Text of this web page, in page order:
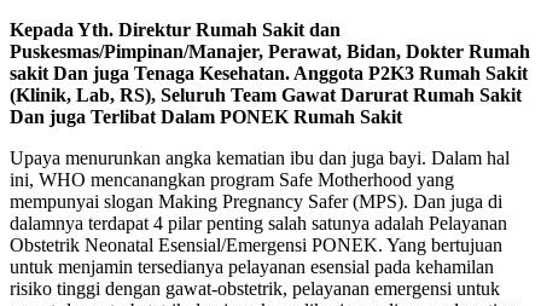
Kepada Yth. Direktur Rumah Sakit dan
Puskesmas/Pimpinan/Manajer, Perawat, Bidan, Dokter Rumah
sakit Dan juga Tenaga Kesehatan. Anggota P2K3 Rumah Sakit
(Klinik, Lab, RS), Seluruh Team Gawat Darurat Rumah Sakit
Dan juga Terlibat Dalam PONEK Rumah Sakit
Upaya menurunkan angka kematian ibu dan juga bayi. Dalam hal
ini, WHO mencanangkan program Safe Motherhood yang
mempunyai slogan Making Pregnancy Safer (MPS). Dan juga di
dalamnya terdapat 4 pilar penting salah satunya adalah Pelayanan
Obstetrik Neonatal Esensial/Emergensi PONEK. Yang bertujuan
untuk menjamin tersedianya pelayanan esensial pada kehamilan
risiko tinggi dengan gawat-obstetrik, pelayanan emergensi untuk